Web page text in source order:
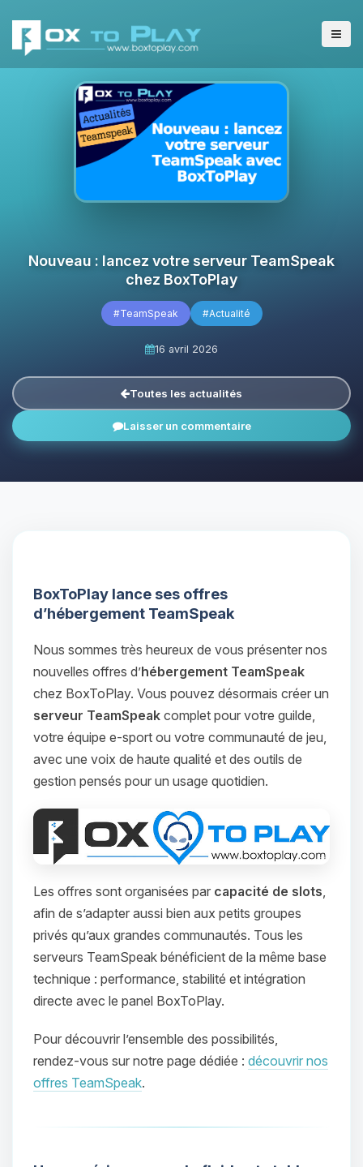
Nouveau : lancez votre serveur TeamSpeak
chez BoxToPlay
#TeamSpeak #Actualité
16 avril 2026
Toutes les actualités
Laisser un commentaire
BoxToPlay lance ses offres
d’hébergement TeamSpeak
Nous sommes très heureux de vous présenter nos
nouvelles offres d’hébergement TeamSpeak
chez BoxToPlay. Vous pouvez désormais créer un
serveur TeamSpeak complet pour votre guilde,
votre équipe e‑sport ou votre communauté de jeu,
avec une voix de haute qualité et des outils de
gestion pensés pour un usage quotidien.
Les offres sont organisées par capacité de slots
afin de s’adapter aussi bien aux petits groupes
privés qu’aux grandes communautés. Tous les
serveurs TeamSpeak bénéficient de la même base
technique : performance, stabilité et intégration
directe avec le panel BoxToPlay.
Pour découvrir l’ensemble des possibilités,
rendez‑vous sur notre page dédiée : découvrir nos
offres TeamSpeak.